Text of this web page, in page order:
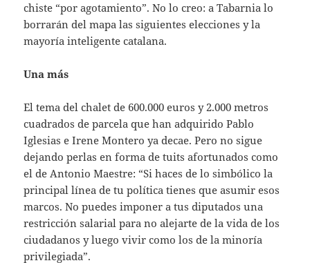
chiste “por agotamiento”. No lo creo: a Tabarnia lo
borrarán del mapa las siguientes elecciones y la
mayoría inteligente catalana.
Una más
El tema del chalet de 600.000 euros y 2.000 metros
cuadrados de parcela que han adquirido Pablo
Iglesias e Irene Montero ya decae. Pero no sigue
dejando perlas en forma de tuits afortunados como
el de Antonio Maestre: “Si haces de lo simbólico la
principal línea de tu política tienes que asumir esos
marcos. No puedes imponer a tus diputados una
restricción salarial para no alejarte de la vida de los
ciudadanos y luego vivir como los de la minoría
privilegiada”.